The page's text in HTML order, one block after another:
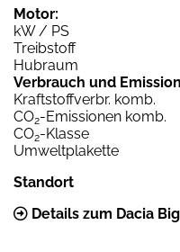
Motor:
kW / PS
Treibstoff
Hubraum
Verbrauch und
Kraftstoffverbr. komb.
CO2-Emissionen komb.
CO2-Klasse
Umweltplakette
Standort
Details zum Dacia